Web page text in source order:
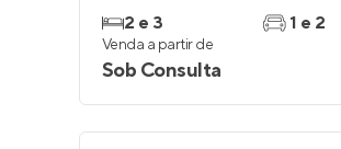
2 e 3
1 e 2
Venda a partir de
Sob Consulta